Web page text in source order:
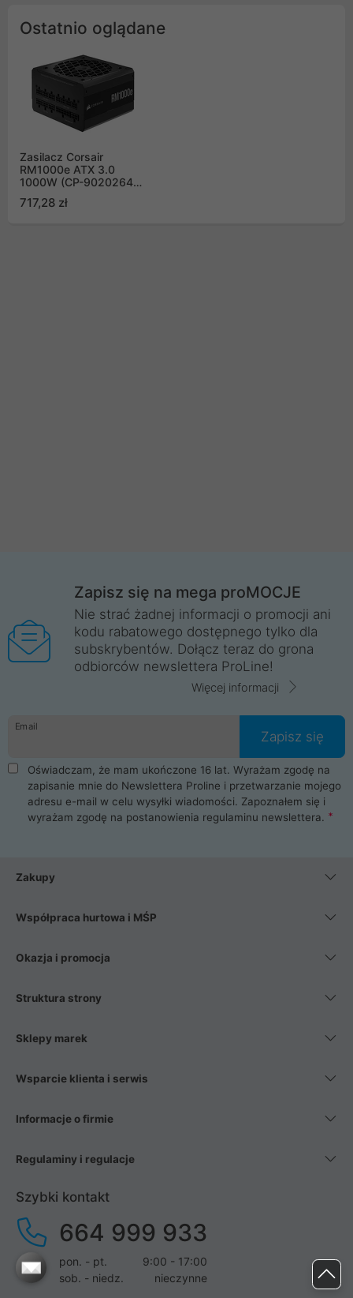
Ostatnio oglądane
Zasilacz Corsair
RM1000e ATX 3.0
1000W (CP-9020264-
717,28 zł
Zapisz się na mega proMOCJE
Nie strać żadnej informacji o promocji ani
kodu rabatowego dostępnego tylko dla
subskrybentów. Dołącz teraz do grona
odbiorców newslettera ProLine!
Więcej informacji
Email
Zapisz się
Oświadczam, że mam ukończone 16 lat. Wyrażam zgodę na
zapisanie mnie do Newslettera Proline i przetwarzanie mojego
adresu e-mail w celu wysyłki wiadomości. Zapoznałem się i
wyrażam zgodę na postanowienia regulaminu newslettera.
Zakupy
Współpraca hurtowa i MŚP
Okazja i promocja
Struktura strony
Sklepy marek
Wsparcie klienta i serwis
Informacje o firmie
Regulaminy i regulacje
Szybki kontakt
664 999 933
pon. - pt.
9:00 - 17:00
sob. - niedz.
nieczynne